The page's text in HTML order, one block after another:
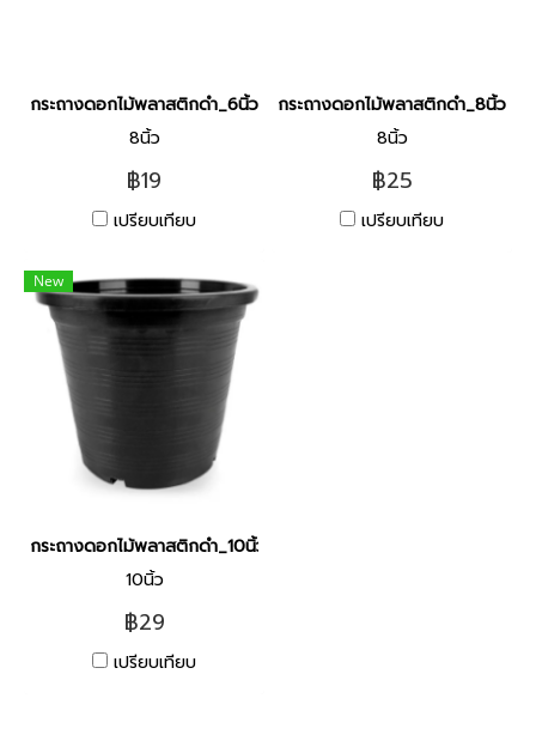
กระถางดอกไม้พลาสติกดำ_6นิ้ว
8นิ้ว
฿19
เปรียบเทียบ
กระถางดอกไม้พลาสติกดำ_8นิ้ว
8นิ้ว
฿25
เปรียบเทียบ
New
กระถางดอกไม้พลาสติกดำ_10นิ้ว
10นิ้ว
฿29
เปรียบเทียบ